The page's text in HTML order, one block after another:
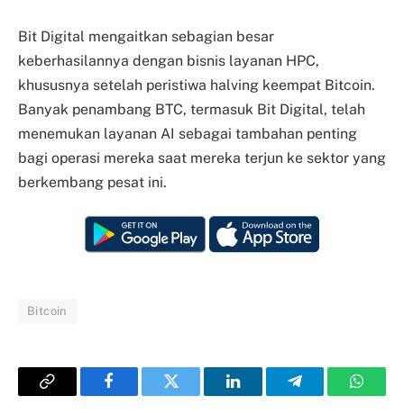
Bit Digital mengaitkan sebagian besar
keberhasilannya dengan bisnis layanan HPC,
khususnya setelah peristiwa halving keempat Bitcoin.
Banyak penambang BTC, termasuk Bit Digital, telah
menemukan layanan AI sebagai tambahan penting
bagi operasi mereka saat mereka terjun ke sektor yang
berkembang pesat ini.
Bitcoin
Copy
FacebookTwitter LinkedInTelegram